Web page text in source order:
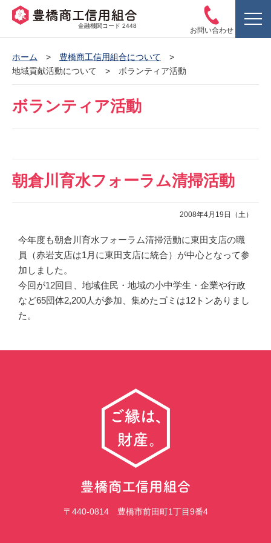
金融機関コード 2448
お問い合わせ
ホーム
豊橋商工信用組合について
地域貢献活動について
ボランティア活動
ボランティア活動
朝倉川育水フォーラム清掃活動
2008年4月19日（土）
今年度も朝倉川育水フォーラム清掃活動に東田支店の職
員（赤岩支店は1月に東田支店に統合）が中心となって参
加しました。
今回が12回目、地域住民・地域の小中学生・企業や行政
など65団体2,200人が参加、集めたゴミは12トンありまし
た。
〒440-0814 豊橋市前田町1丁目9番4